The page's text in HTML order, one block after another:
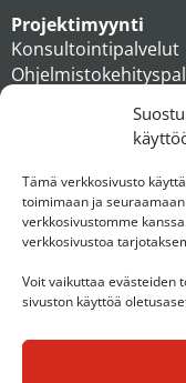
Tämä verkkosivusto
toimimaan ja
verkkosivustomme
verkkosivustoa
Voit vaikuttaa evästeiden
sivuston käyttöä
Projektimyynti
Konsultointipalvelut
Ihmiset
Konserni
Ota yhteyttä